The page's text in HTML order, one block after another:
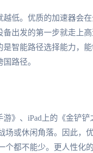
低。优质的加速器会
出发的第一步就走上
智能路径选择能力，
路径。
》、iPad上的《金铲铲
场或休闲角落。因此，
个都不能少。更人性化